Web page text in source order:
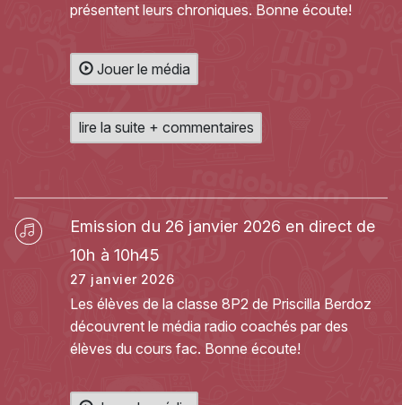
présentent leurs chroniques. Bonne écoute!
Jouer le média
lire la suite + commentaires
Emission du 26 janvier 2026 en direct de
10h à 10h45
27 janvier 2026
Les élèves de la classe 8P2 de Priscilla Berdoz
découvrent le média radio coachés par des
élèves du cours fac. Bonne écoute!